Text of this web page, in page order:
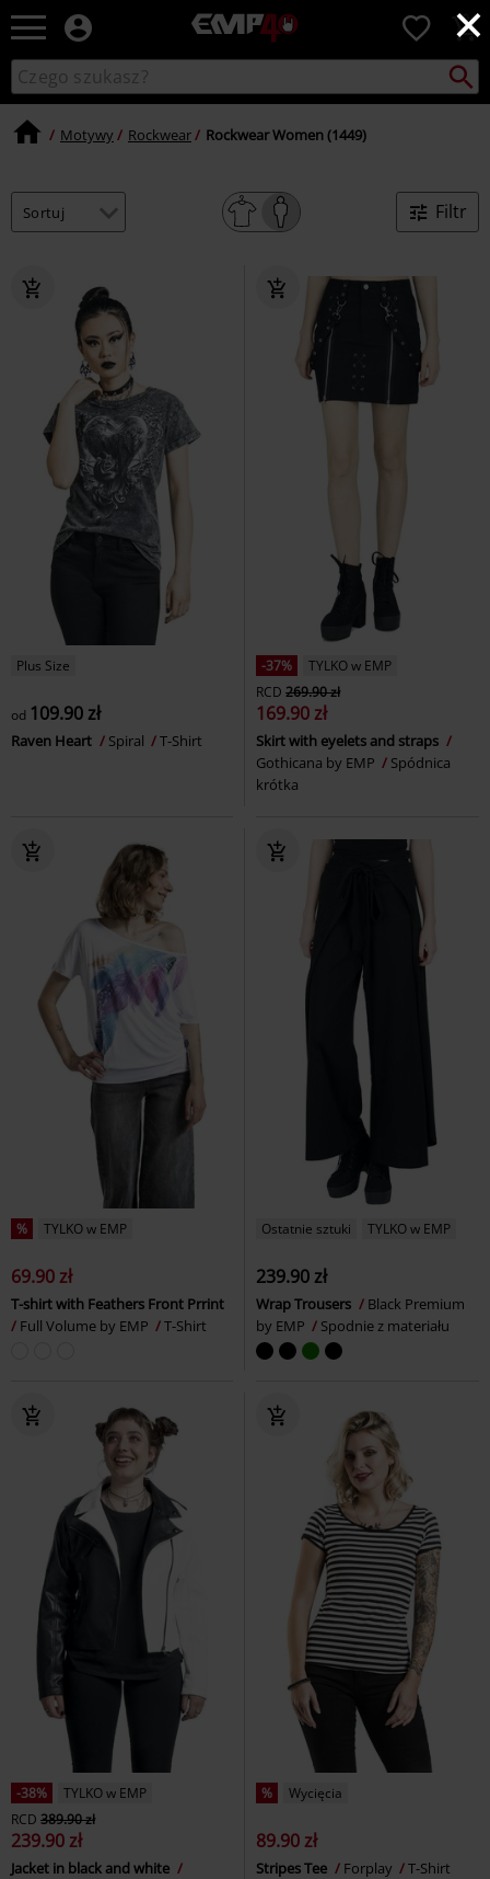
×
EMP
Merch
Fanów:
Muzyki,
i
Gier
Alternatywna.
0
Wyszukaj
katalog
Szukaj
Motywy Rockwear Rockwear Women (1449)
Filtr
Plus Size
od 109.90 zł
Raven Heart Spiral T-Shirt
-37%
TYLKO w EMP
RCD 269.90 zł
169.90 zł
Skirt with eyelets and straps
Gothicana by EMP
Spódnica
krótka
% TYLKO w EMP
69.90 zł
T-shirt with Feathers Front Prrint
Full Volume by EMP
T-Shirt
Ostatnie sztuki TYLKO w EMP
239.90 zł
Wrap Trousers
Black Premium
by EMP
Spodnie z materiału
-38%
TYLKO w EMP
RCD 389.90 zł
239.90 zł
Jacket in black and white
% Wycięcia
89.90 zł
Stripes Tee Forplay T-Shirt